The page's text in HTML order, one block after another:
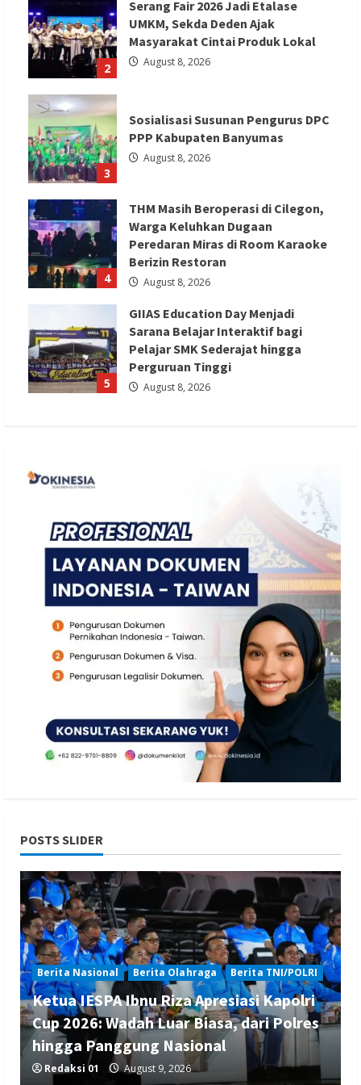
2
Serang Fair 2026 Jadi Etalase
UMKM, Sekda Deden Ajak
Masyarakat Cintai Produk Lokal
August 8, 2026
3
Sosialisasi Susunan Pengurus DPC
PPP Kabupaten Banyumas
August 8, 2026
4
THM Masih Beroperasi di Cilegon,
Warga Keluhkan Dugaan
Peredaran Miras di Room Karaoke
Berizin Restoran
August 8, 2026
5
GIIAS Education Day Menjadi
Sarana Belajar Interaktif bagi
Pelajar SMK Sederajat hingga
Perguruan Tinggi
August 8, 2026
POSTS SLIDER
Berita Nasional Berita Olahraga Berita TNI/POLRI
Ketua IESPA Ibnu Riza Apresiasi Kapolri
Cup 2026: Wadah Luar Biasa, dari Polres
hingga Panggung Nasional
Redaksi 01 August 9, 2026